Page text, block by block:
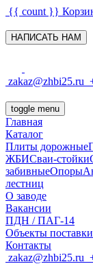
{{ count }}
НАПИСАТЬ НАМ
zakaz@zhbi25.ru
toggle menu
Главная
Каталог
Плиты дорожные
ЖБИСваи-стойки
забивныеОпоры
лестниц
О заводе
Вакансии
ПДН / ПАГ-14
Объекты поставки
Контакты
zakaz@zhbi25.ru